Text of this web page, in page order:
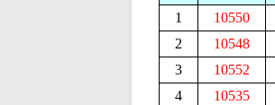
1
10550
2
10548
3
10552
4
10535